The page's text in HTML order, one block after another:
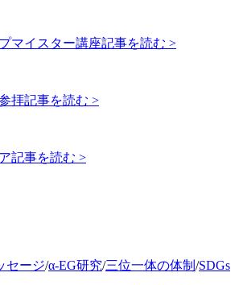
マイスター講座記事を読む >
拝記事を読む >
記事を読む >
セージ/α-EG研究/三位一体の体制 /SDGs